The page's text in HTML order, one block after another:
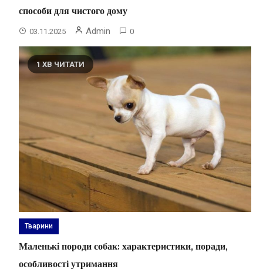
способи для чистого дому
03.11.2025 Admin 0
1 ХВ ЧИТАТИ
Тварини
Маленькі породи собак: характеристики, поради,
особливості утримання